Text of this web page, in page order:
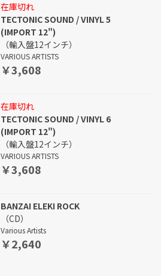
在庫切れ
TECTONIC SOUND / VINYL 5
(IMPORT 12")
（輸入盤12インチ）
VARIOUS ARTISTS
￥3,608
在庫切れ
TECTONIC SOUND / VINYL 6
(IMPORT 12")
（輸入盤12インチ）
VARIOUS ARTISTS
￥3,608
BANZAI ELEKI ROCK
（CD）
Various Artists
￥2,640